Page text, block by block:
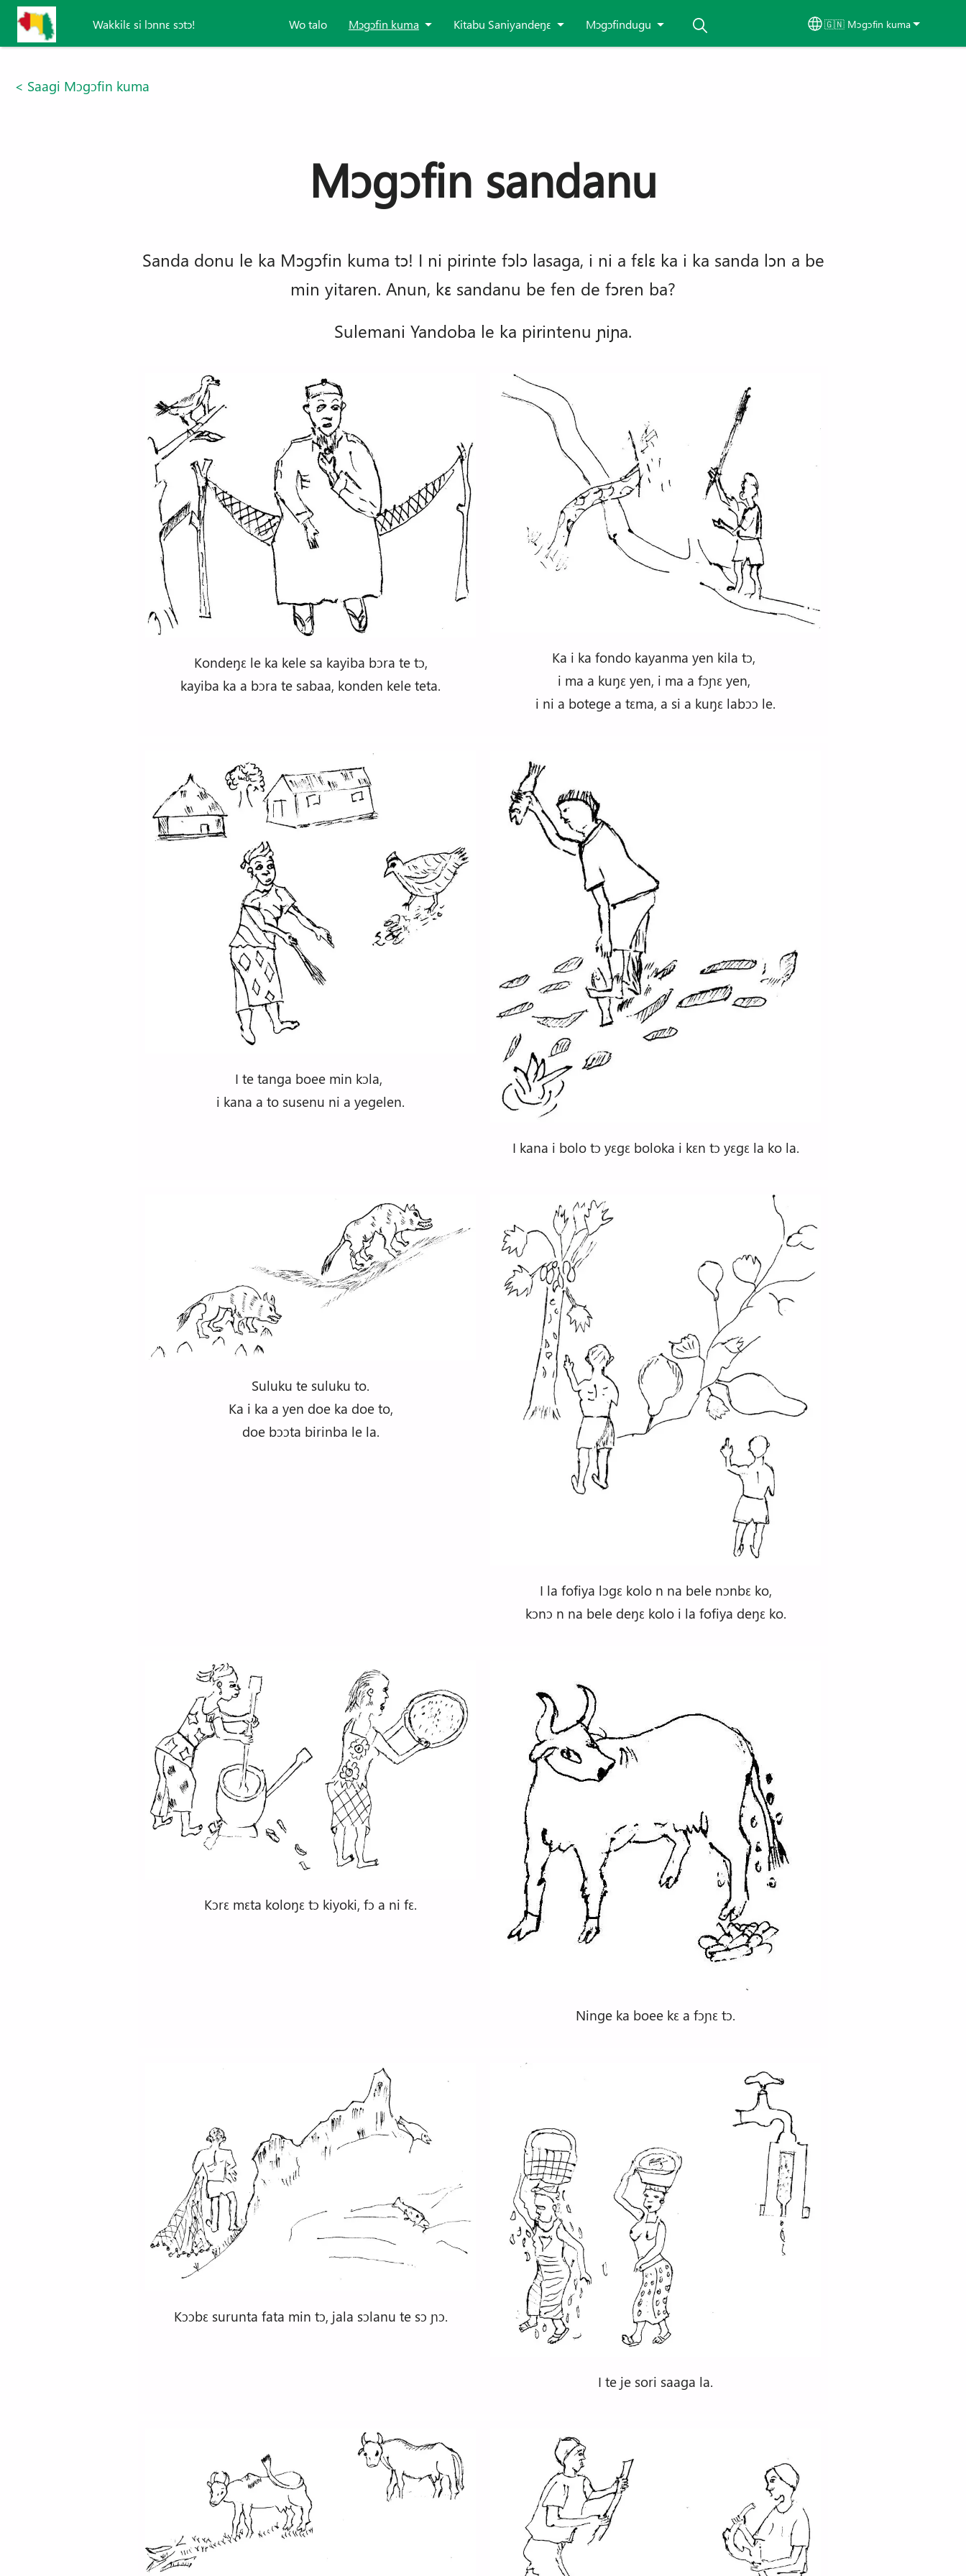
Aller au contenu principal
Wakkilɛ si lɔnnɛ sɔtɔ! Wo talo Mɔgɔfin kuma Kitabu Saniyandeŋɛ Mɔgɔfindugu Select your language
🇬🇳 Mɔgɔfin kuma
< Saagi Mɔgɔfin kuma
Mɔgɔfin sandanu
Sanda donu le ka Mɔgɔfin kuma tɔ! I ni pirinte fɔlɔ lasaga, i ni a fɛlɛ ka i ka sanda lɔn a be
min yitaren. Anun, kɛ sandanu be fen de fɔren ba?
Sulemani Yandoba le ka pirintenu ɲiɲa.
Kondeŋɛ le ka kele sa kayiba bɔra te tɔ,
kayiba ka a bɔra te sabaa, konden kele teta.
Ka i ka fondo kayanma yen kila tɔ,
i ma a kuŋɛ yen, i ma a fɔɲɛ yen,
i ni a botege a tɛma, a si a kuŋɛ labɔɔ le.
I te tanga boee min kɔla,
i kana a to susenu ni a yegelen.
I kana i bolo tɔ yɛgɛ boloka i kɛn tɔ yɛgɛ la ko la.
Suluku te suluku to.
Ka i ka a yen doe ka doe to,
doe bɔɔta birinba le la.
I la fofiya lɔgɛ kolo n na bele nɔnbɛ ko,
kɔnɔ n na bele deŋɛ kolo i la fofiya deŋɛ ko.
Kɔrɛ mɛta koloŋɛ tɔ kiyoki, fɔ a ni fɛ.
Ninge ka boee kɛ a fɔɲɛ tɔ.
Kɔɔbɛ surunta fata min tɔ, jala sɔlanu te sɔ ɲɔ.
I te je sori saaga la.